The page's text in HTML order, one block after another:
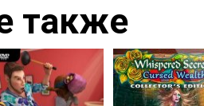
также